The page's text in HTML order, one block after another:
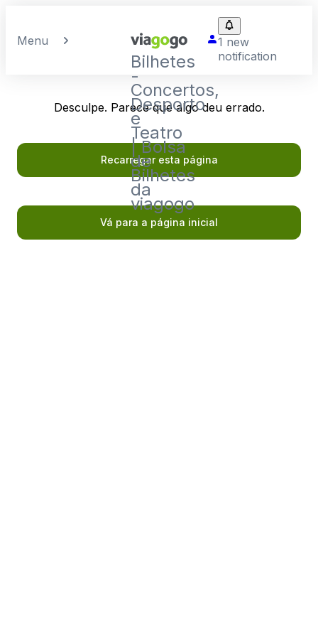
Menu
Bilhetes
-
Concertos,
Desporto
e
Teatro
| Bolsa
de
Bilhetes
da
viagogo
1 new
notification
Desculpe. Parece que algo deu errado.
Recarregar esta página
Vá para a página inicial